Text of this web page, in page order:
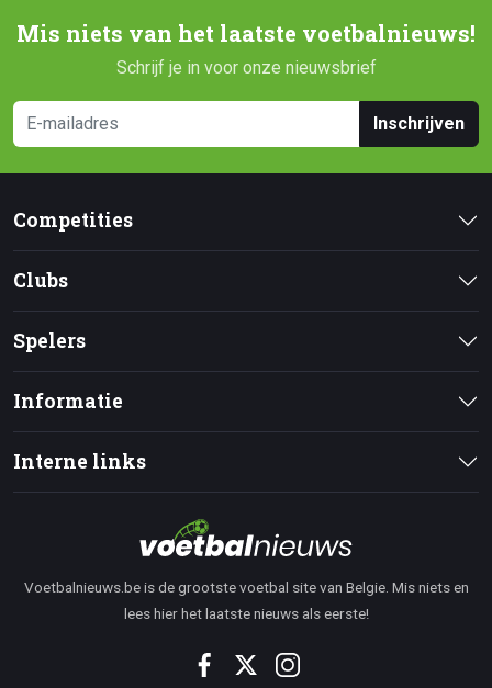
Mis niets van het laatste voetbalnieuws!
Schrijf je in voor onze nieuwsbrief
Inschrijven
Competities
Clubs
Spelers
Informatie
Interne links
Voetbalnieuws.be is de grootste voetbal site van Belgie. Mis niets en
lees hier het laatste nieuws als eerste!